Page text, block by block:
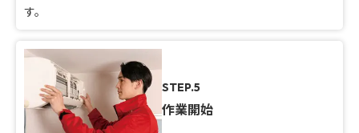
す。
STEP.5
作業開始